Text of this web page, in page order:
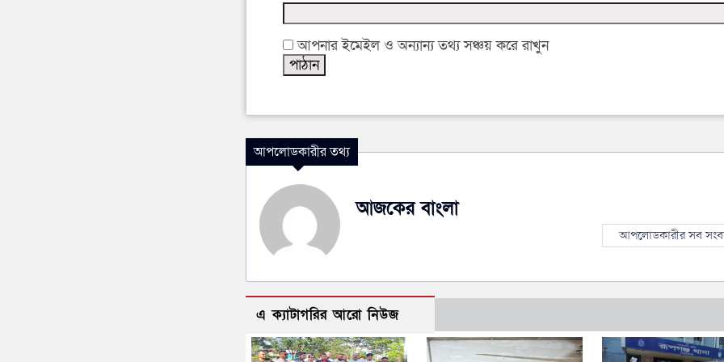
আপনার ইমেইল ও অন্যান্য তথ্য সঞ্চয় করে রাখুন
আপলোডকারীর তথ্য
আজকের বাংলা
আপলোডকারীর সব
এ ক্যাটাগরির আরো নিউজ